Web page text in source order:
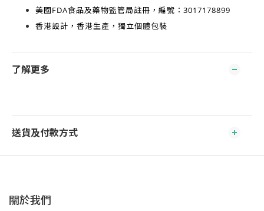
美國FDA食品及藥物監管局註冊，編號：3017178899
香港設計，香港生產 ，獨立個體包裝
了解更多
送貨及付款方式
關於我們